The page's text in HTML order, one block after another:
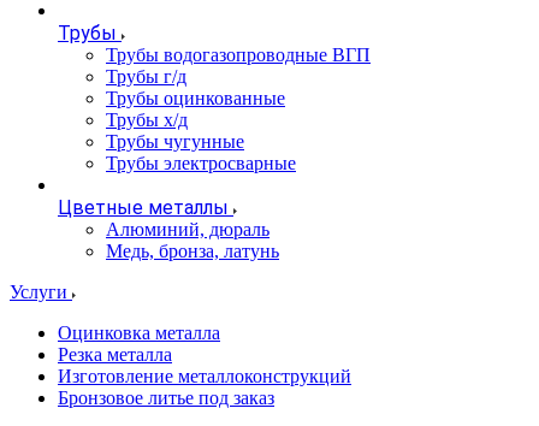
Трубы
Трубы водогазопроводные ВГП
Трубы г/д
Трубы оцинкованные
Трубы х/д
Трубы чугунные
Трубы электросварные
Цветные металлы
Алюминий, дюраль
Медь, бронза, латунь
Услуги
Оцинковка металла
Резка металла
Изготовление металлоконструкций
Бронзовое литье под заказ